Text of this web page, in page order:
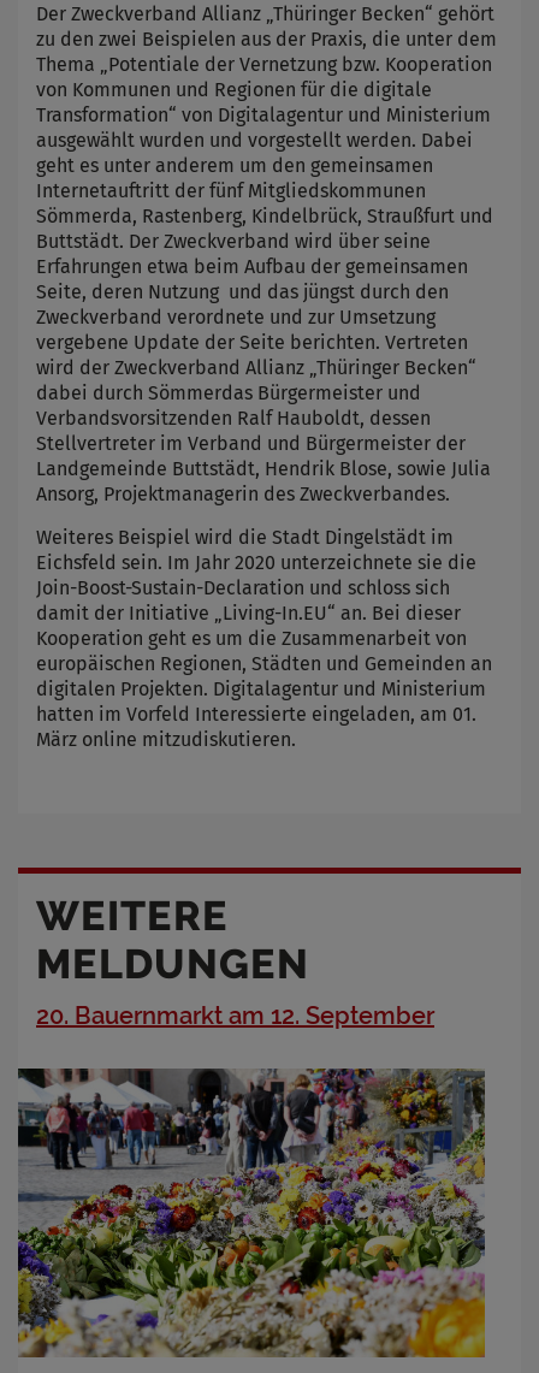
Der Zweckverband Allianz „Thüringer Becken“ gehört
zu den zwei Beispielen aus der Praxis, die unter dem
Thema „Potentiale der Vernetzung bzw. Kooperation
von Kommunen und Regionen für die digitale
Transformation“ von Digitalagentur und Ministerium
ausgewählt wurden und vorgestellt werden. Dabei
geht es unter anderem um den gemeinsamen
Internetauftritt der fünf Mitgliedskommunen
Sömmerda, Rastenberg, Kindelbrück, Straußfurt und
Buttstädt. Der Zweckverband wird über seine
Erfahrungen etwa beim Aufbau der gemeinsamen
Seite, deren Nutzung und das jüngst durch den
Zweckverband verordnete und zur Umsetzung
vergebene Update der Seite berichten. Vertreten
wird der Zweckverband Allianz „Thüringer Becken“
dabei durch Sömmerdas Bürgermeister und
Verbandsvorsitzenden Ralf Hauboldt, dessen
Stellvertreter im Verband und Bürgermeister der
Landgemeinde Buttstädt, Hendrik Blose, sowie Julia
Ansorg, Projektmanagerin des Zweckverbandes.
Weiteres Beispiel wird die Stadt Dingelstädt im
Eichsfeld sein. Im Jahr 2020 unterzeichnete sie die
Join-Boost-Sustain-Declaration und schloss sich
damit der Initiative „Living-In.EU“ an. Bei dieser
Kooperation geht es um die Zusammenarbeit von
europäischen Regionen, Städten und Gemeinden an
digitalen Projekten. Digitalagentur und Ministerium
hatten im Vorfeld Interessierte eingeladen, am 01.
März online mitzudiskutieren.
WEITERE
MELDUNGEN
20. Bauernmarkt am 12. September